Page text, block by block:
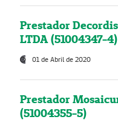
Prestador
LTDA (51004347-4)
01 de Abril de 2020
Prestador
(51004355-5)